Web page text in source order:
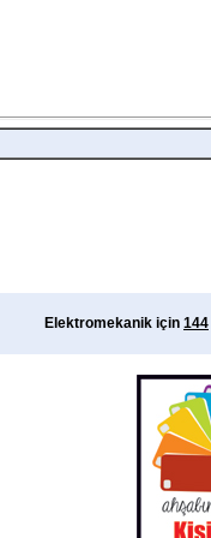
Elektromekanik için 144